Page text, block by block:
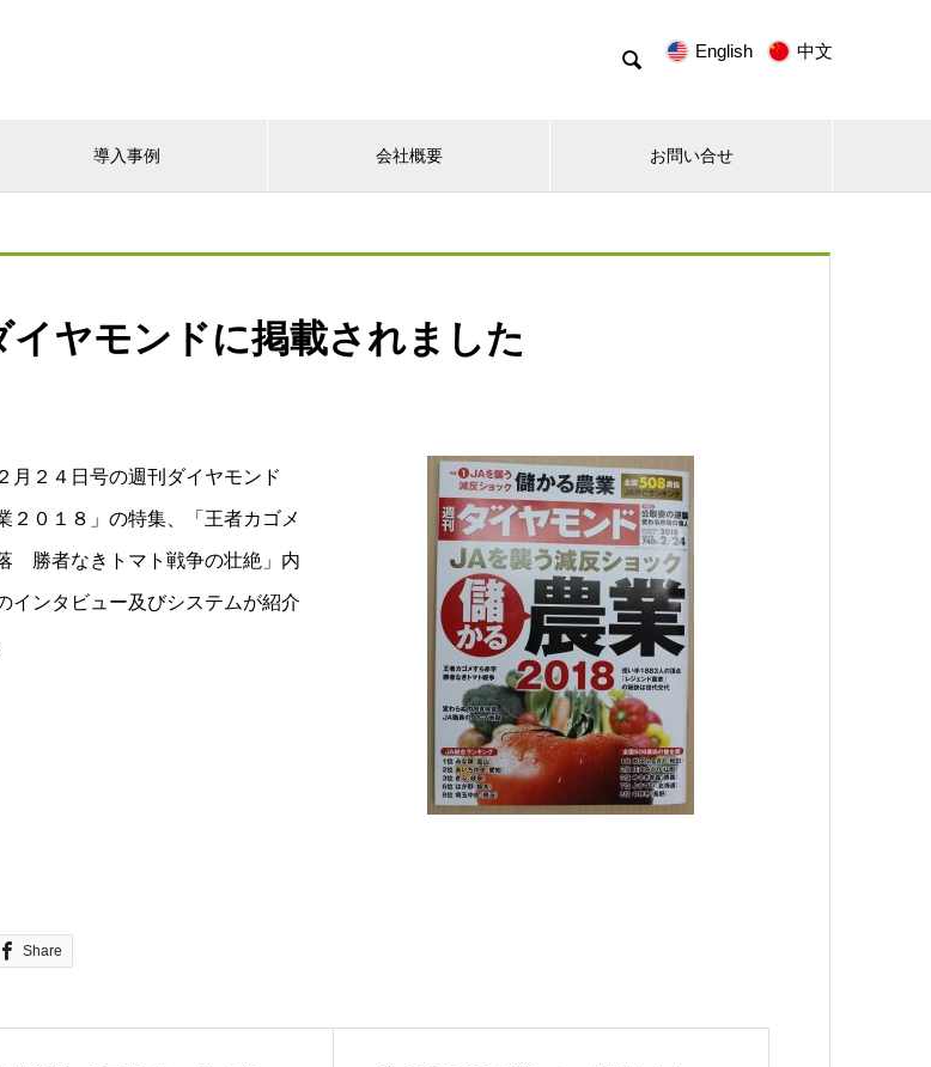
 English 中文
導入事例 会社概要 お問い合せ
イヤモンドに掲載されました
月２４日号の週刊ダイヤモンド
２０１８」の特集、「王者カゴメ
勝者なきトマト戦争の壮絶」内
インタビュー及びシステムが紹介
Share